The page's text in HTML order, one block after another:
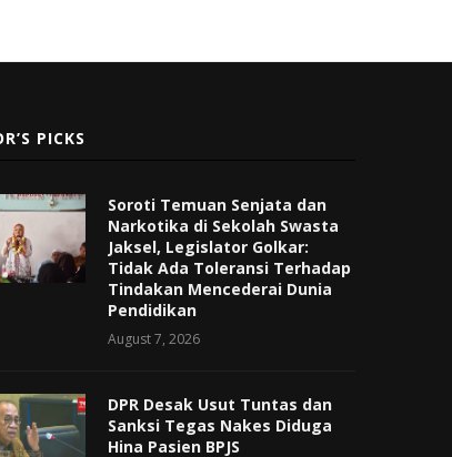
PICKS
Soroti Temuan Senjata dan
Narkotika di Sekolah Swasta
Jaksel, Legislator Golkar:
Tidak Ada Toleransi Terhadap
Tindakan Mencederai Dunia
Pendidikan
August 7, 2026
DPR Desak Usut Tuntas dan
Sanksi Tegas Nakes Diduga
Hina Pasien BPJS